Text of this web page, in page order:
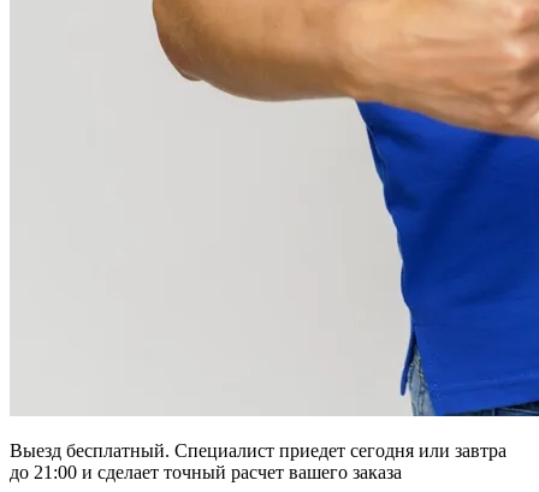
Выезд бесплатный. Специалист приедет сегодня или завтра
до 21:00 и сделает точный расчет вашего заказа